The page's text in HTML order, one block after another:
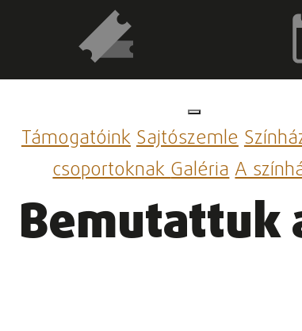
TámogatóinkSajtószemle
csoportoknakGalériaA
Bemutattuk